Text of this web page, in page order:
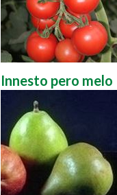
Innesto pero melo